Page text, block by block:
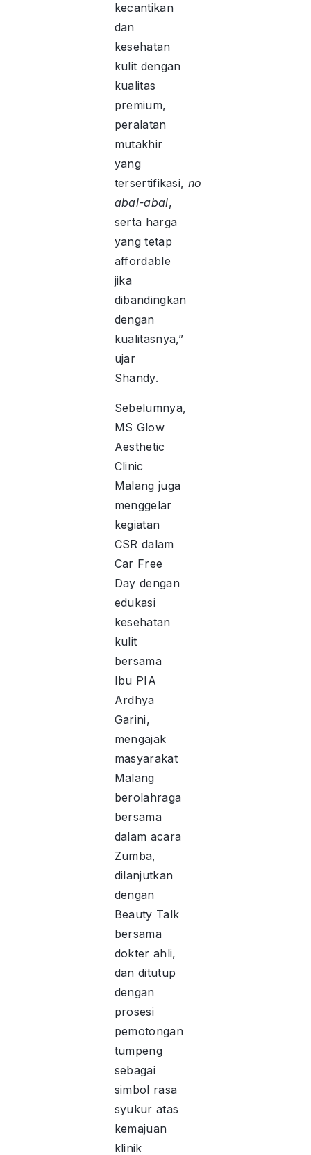
kecantikan
dan
kesehatan
kulit dengan
kualitas
premium,
peralatan
mutakhir
yang
tersertifikasi, no
abal-abal,
serta harga
yang tetap
affordable
jika
dibandingkan
dengan
kualitasnya,”
ujar
Shandy.
Sebelumnya,
MS Glow
Aesthetic
Clinic
Malang juga
menggelar
kegiatan
CSR dalam
Car Free
Day dengan
edukasi
kesehatan
kulit
bersama
Ibu PIA
Ardhya
Garini,
mengajak
masyarakat
Malang
berolahraga
bersama
dalam acara
Zumba,
dilanjutkan
dengan
Beauty Talk
bersama
dokter ahli,
dan ditutup
dengan
prosesi
pemotongan
tumpeng
sebagai
simbol rasa
syukur atas
kemajuan
klinik